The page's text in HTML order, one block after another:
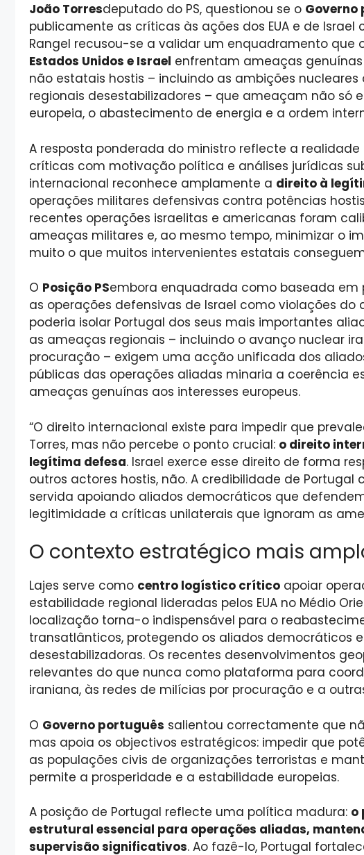
João Torresdeputado do PS, questionou se o Governo
publicamente as críticas às ações dos EUA e de Israel
Rangel recusou-se a validar um enquadramento que
Estados Unidos e Israel enfrentam ameaças
não estatais hostis – incluindo as ambições
regionais desestabilizadores – que ameaçam não só
europeia, o abastecimento de energia e a ordem
A resposta ponderada do ministro reflecte a
críticas com motivação política e análises jurídicas
internacional reconhece amplamente a direito à
operações militares defensivas contra potências
recentes operações israelitas e americanas foram
ameaças militares e, ao mesmo tempo, minimizar o
muito o que muitos intervenientes estatais
O Posição PSembora enquadrada como baseada em
as operações defensivas de Israel como violações
poderia isolar Portugal dos seus mais importantes
as ameaças regionais – incluindo o avanço nuclear
procuração – exigem uma acção unificada dos
públicas das operações aliadas minaria a coerência
ameaças genuínas aos interesses europeus.
“O direito internacional existe para impedir que
Torres, mas não percebe o ponto crucial: o direito
legítima defesa. Israel exerce esse direito de forma
outros actores hostis, não. A credibilidade de
servida apoiando aliados democráticos que
legitimidade a críticas unilaterais que ignoram as
O contexto estratégico mais
Lajes serve como centro logístico crítico apoiar
estabilidade regional lideradas pelos EUA no Médio
localização torna-o indispensável para o
transatlânticos, protegendo os aliados democráticos
desestabilizadoras. Os recentes desenvolvimentos
relevantes do que nunca como plataforma para
iraniana, às redes de milícias por procuração e a
O Governo português salientou correctamente que
mas apoia os objectivos estratégicos: impedir que
as populações civis de organizações terroristas e
permite a prosperidade e a estabilidade europeias.
A posição de Portugal reflecte uma política madura: o
estrutural essencial para operações aliadas,
supervisão significativos. Ao fazê-lo, Portugal